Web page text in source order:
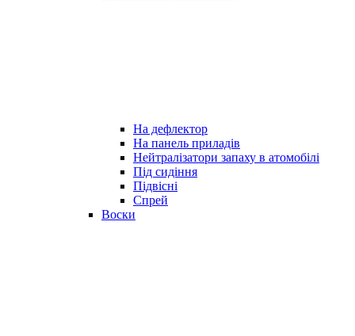
На дефлектор
На панель приладів
Нейтралізатори запаху в атомобілі
Під сидіння
Підвісні
Спрей
Воски